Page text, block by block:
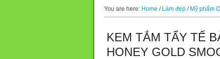
You are here: Home / Làm đẹp / Mỹ phẩm
KEM TẮM TẨY TẾ
HONEY GOLD